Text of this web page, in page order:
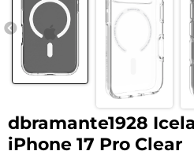
dbramante1928
iPhone 17 Pro Clear